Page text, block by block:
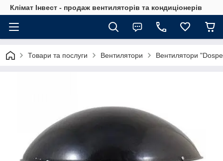
Клімат Інвест - продаж вентиляторів та кондиціонерів
Товари та послуги Вентилятори Вентилятори